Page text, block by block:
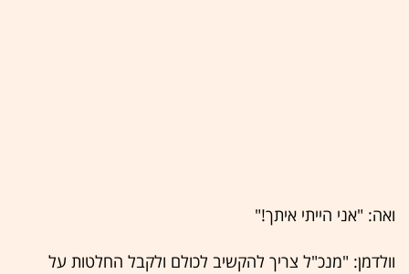
ואה: "אני הייתי איתך!"
וולדמן: "מנכ"ל צריך להקשיב לכולם ולקבל החלטות על